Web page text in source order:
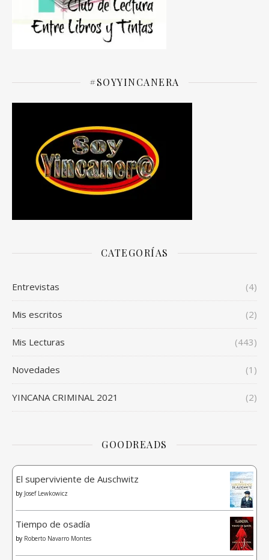
#SOYYINCANERA
CATEGORÍAS
Entrevistas (4)
Mis escritos (2)
Mis Lecturas (443)
Novedades (1)
YINCANA CRIMINAL 2021 (2)
GOODREADS
El superviviente de Auschwitz
by Josef Lewkowicz
Tiempo de osadía
by Roberto Navarro Montes